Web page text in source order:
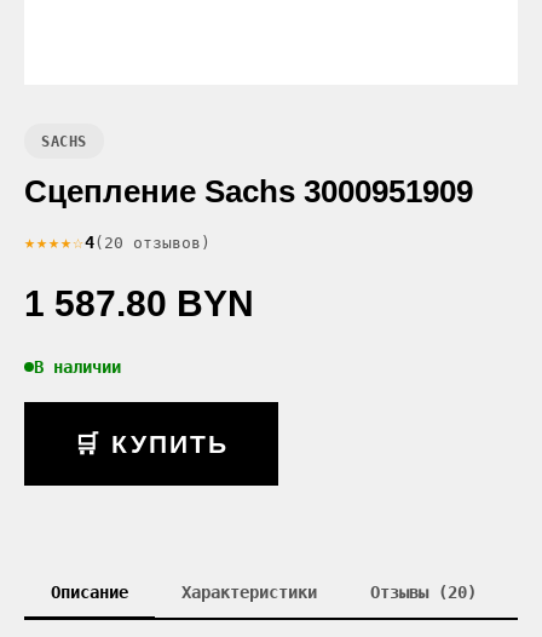
SACHS
Сцепление Sachs 3000951909
★★★★☆4(20 отзывов)
1 587.80 BYN
В наличии
🛒 КУПИТЬ
Описание Характеристики Отзывы (20)